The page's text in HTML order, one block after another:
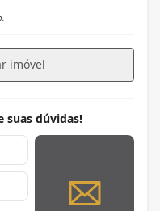
imóvel
suas dúvidas!